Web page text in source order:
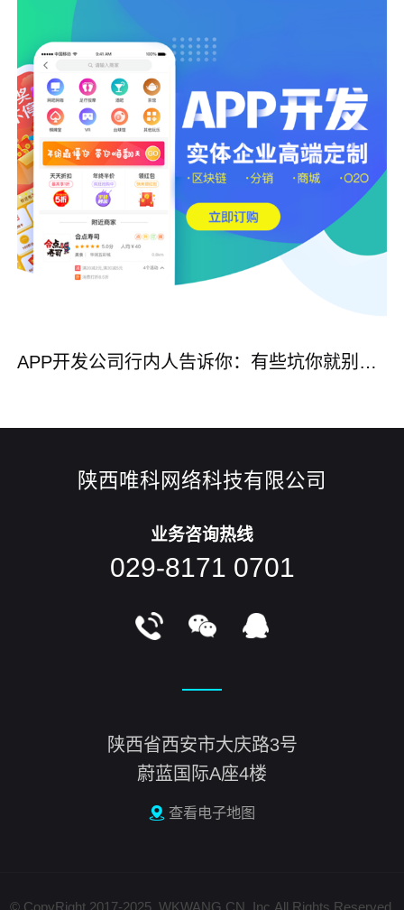
APP开发公司行内人告诉你：有些坑你就别踩了！
陕西唯科网络科技有限公司
业务咨询热线
029-8171 0701
陕西省西安市大庆路3号
蔚蓝国际A座4楼
查看电子地图
© CopyRight 2017-2025, WKWANG.CN, Inc.All Rights Reserved.